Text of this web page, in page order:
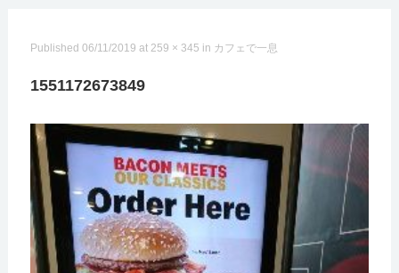
Published 06/11/2019 at 259 × 345 in カフェで一息
1551172673849